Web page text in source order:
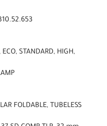
ECO, STANDARD, HIGH,
FOLDABLE, TUBELESS